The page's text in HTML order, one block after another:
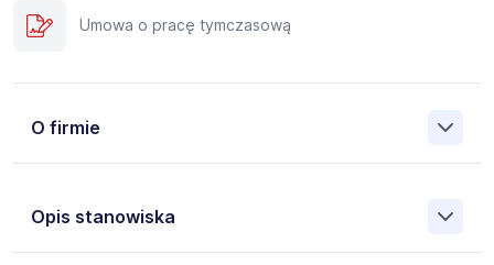
Umowa o pracę tymczasową
O firmie
Opis stanowiska